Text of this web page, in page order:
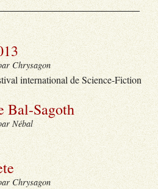
Chrysagon
international de Science-Fiction
Bal-Sagoth
Nébal
Chrysagon